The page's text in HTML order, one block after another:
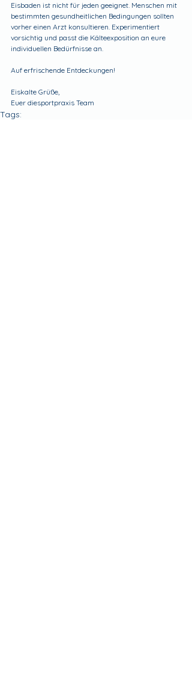
Eisbaden ist nicht für jeden geeignet. Menschen mit
bestimmten gesundheitlichen Bedingungen sollten
vorher einen Arzt konsultieren. Experimentiert
vorsichtig und passt die Kälteexposition an eure
individuellen Bedürfnisse an.
Auf erfrischende Entdeckungen!
Eiskalte Grüße,
Euer diesportpraxis Team
Tags: